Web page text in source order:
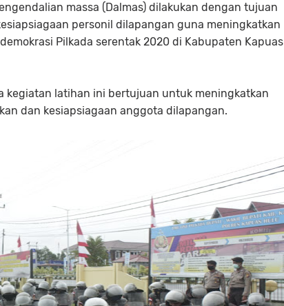
massa (Dalmas) dilakukan dengan tujuan
personil dilapangan guna meningkatkan
Pilkada serentak 2020 di Kabupaten Kapuas
kegiatan latihan ini bertujuan untuk meningkatkan
dan kesiapsiagaan anggota dilapangan.